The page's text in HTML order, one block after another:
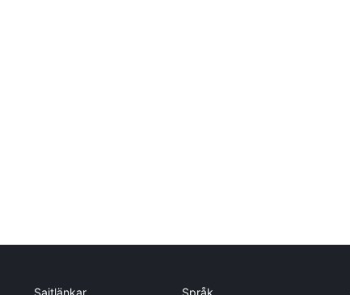
Sajtlänkar Språk